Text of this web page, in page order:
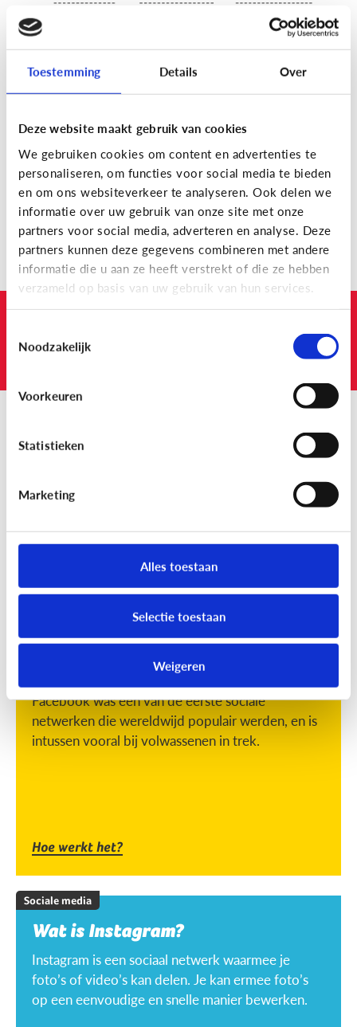
Toestemming Details Over
Deze website maakt gebruik van cookies
We gebruiken cookies om content en advertenties te
personaliseren, om functies voor social media te bieden
en om ons websiteverkeer te analyseren. Ook delen we
informatie over uw gebruik van onze site met onze
partners voor social media, adverteren en analyse. Deze
partners kunnen deze gegevens combineren met andere
informatie die u aan ze heeft verstrekt of die ze hebben
verzameld op basis van uw gebruik van hun services.
Noodzakelijk
Voorkeuren
Statistieken
Marketing
Alles toestaan
Selectie toestaan
Weigeren
een lessenreeks boordevol tips en handige weetjes!
Klik-en-print Vloggers' checklist
Vond je dit artikel nuttig?
afspraken klik-en-print
Lees ook
Sociale media
Wat is Facebook?
Facebook was één van de eerste sociale
netwerken die wereldwijd populair werden, en is
intussen vooral bij volwassenen in trek.
Hoe werkt het?
Sociale media
Wat is Instagram?
Instagram is een sociaal netwerk waarmee je
foto’s of video’s kan delen. Je kan ermee foto’s
op een eenvoudige en snelle manier bewerken.